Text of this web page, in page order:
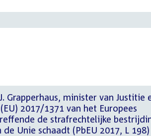
Grapperhaus, minister van Justitie
2017/1371 van het Europees
de strafrechtelijke
Unie schaadt (PbEU 2017, L 198)